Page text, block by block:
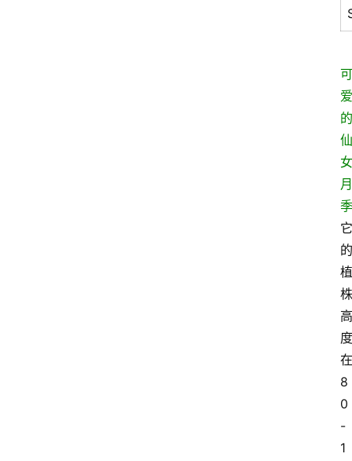
可
爱
的
仙
女
月
季
它
的
植
株
高
度
在
8
0
-
1